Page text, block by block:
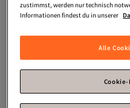
Strandkleider XS
Bandeau Kleid Strand
Strand
Trendyol Collection Burgundrot Pareos Beige
Goldfarben Pareos
zustimmst, werden nur technisch
Informationen findest du in unserer
Alle